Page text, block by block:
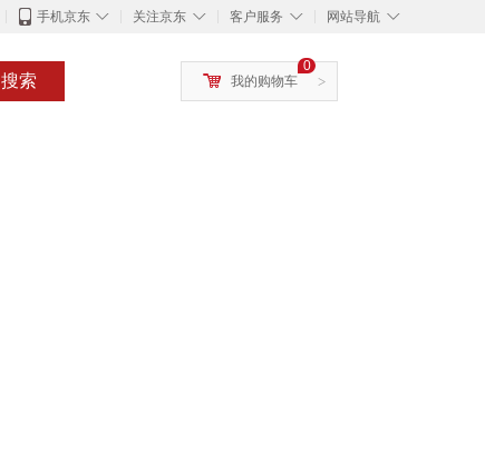
◇
手机京东 ◇
关注京东 ◇
客户服务 ◇
网站导航
搜索 >
0
我的购物车